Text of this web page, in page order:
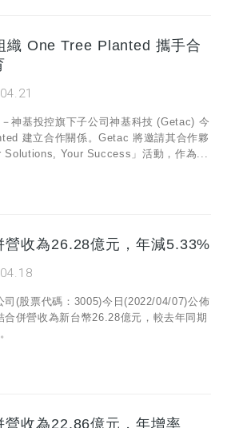
織 One Tree Planted 攜手合
神基投控旗下子公司神基科技 (Getac) 今
建立合作關係。Getac 將邀請其合作夥
Solutions, Your Success」活動，作為...
營收為26.28億元，年減5.33%
司(股票代碼：3005)今日(2022/04/07)公佈
合併營收為新台幣26.28億元，較去年同期
營收為22.86億元，年增率